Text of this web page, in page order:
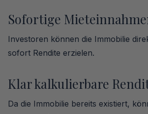
Sofortige
Investoren können die Immobilie
sofort Rendite erzielen.
Klar kalkulierbare
Da die Immobilie bereits existiert,